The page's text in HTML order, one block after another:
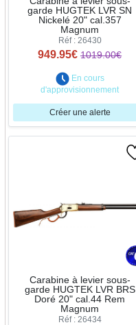
garde HUGTEK LVR SN
Nickelé 20" cal.357
Magnum
Réf : 26430
949.95€ 1019.00€
En cours
d'approvisionnement
Créer une alerte
Carabine à levier sous-
garde HUGTEK LVR BRS
Doré 20" cal.44 Rem
Magnum
Réf : 26434